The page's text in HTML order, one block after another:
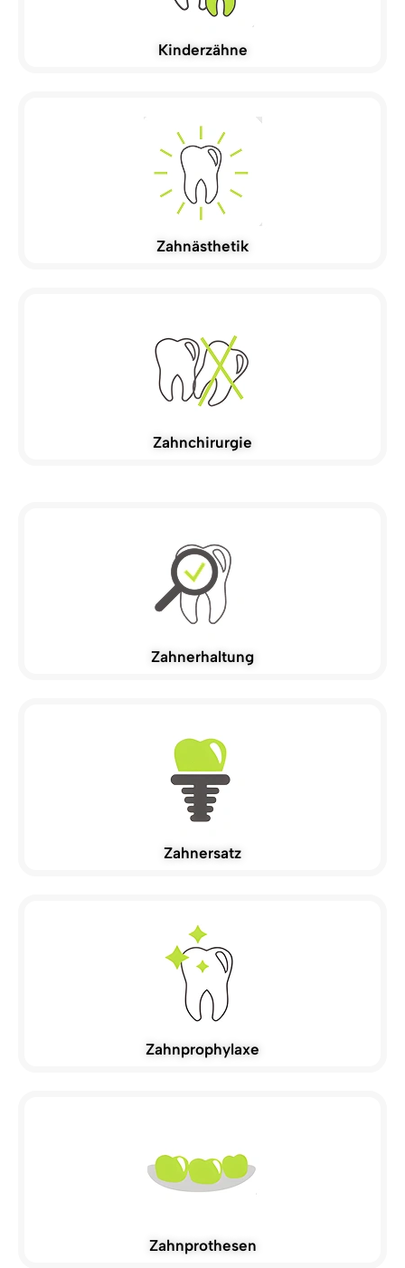
Kinderzähne
Zahnästhetik
Zahnchirurgie
Zahnerhaltung
Zahnersatz
Zahnprophylaxe
Zahnprothesen